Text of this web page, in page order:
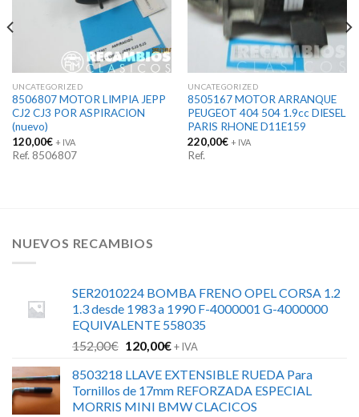
UNCATEGORIZED
8506807 MOTOR LIMPIA JEPP
CJ2 CJ3 POR ASPIRACION
(nuevo)
120,00€ + IVA
Ref. 8506807
UNCATEGORIZED
8505167 MOTOR ARRANQUE
PEUGEOT 404 504 1.9cc DIESEL
PARIS RHONE D11E159
220,00€ + IVA
Ref.
NUEVOS RECAMBIOS
SER2010224 BOMBA FRENO OPEL CORSA 1.2
1.3 desde 1983 a 1990 F-4000001 G-4000000
EQUIVALENTE 558035
152,00€ El
original
era:
152,00€.
120,00€El
actual
es:
120,00€.
+ IVA
8503218 LLAVE EXTENSIBLE RUEDA Para
Tornillos de 17mm REFORZADA ESPECIAL
MORRIS MINI BMW CLACICOS